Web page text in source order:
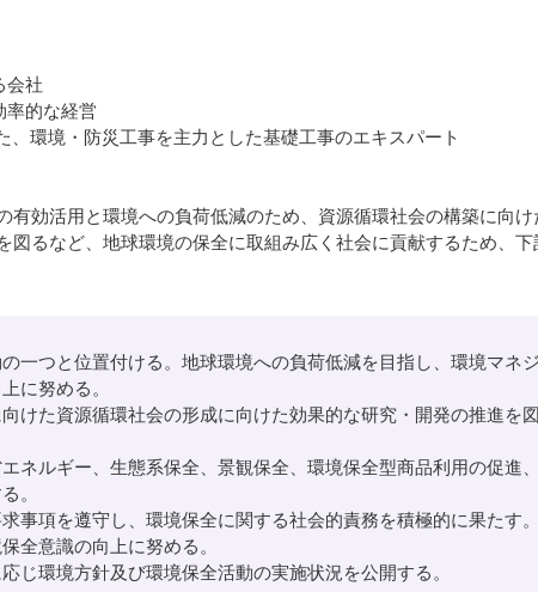
会社
率的な経営
環境・防災工事を主力とした基礎工事のエキスパート
効活用と環境への負荷低減のため、資源循環社会の構築に向け
るなど、地球環境の保全に取組み広く社会に貢献するため、下
一つと位置付ける。地球環境への負荷低減を目指し、環境マネ
に努める。
けた資源循環社会の形成に向けた効果的な研究・開発の推進を
ネルギー、生態系保全、景観保全、環境保全型商品利用の促進
。
事項を遵守し、環境保全に関する社会的責務を積極的に果たす
全意識の向上に努める。
じ環境方針及び環境保全活動の実施状況を公開する。